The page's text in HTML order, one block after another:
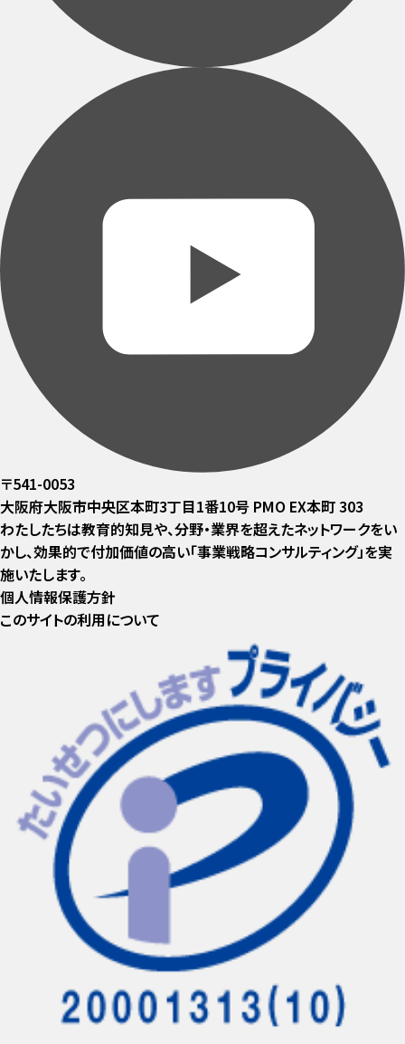
〒541-0053
大阪府大阪市中央区本町3丁目1番10号 PMO EX本町 303
わたしたちは教育的知見や、分野・業界を超えたネットワークをい
かし、効果的で付加価値の高い「事業戦略コンサルティング」を実
施いたします。
個人情報保護方針
このサイトの利用について